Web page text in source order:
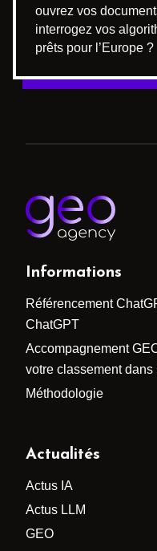
ouvrez vos
interrogez vos
prêts pour l’Europe ?
Informations
Référencement
ChatGPT
Accompagnement
votre classement dans
Méthodologie
Actualités
Actus IA
Actus LLM
GEO